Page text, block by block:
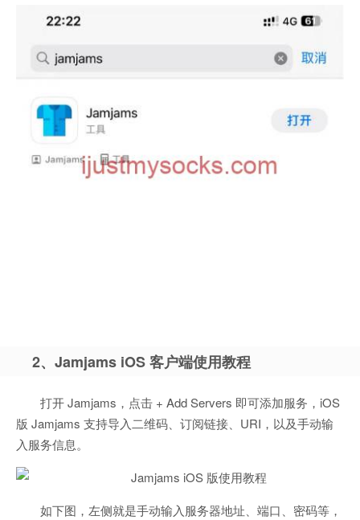
2、Jamjams iOS 客户端使用教程
打开 Jamjams，点击 + Add Servers 即可添加服务，iOS
版 Jamjams 支持导入二维码、订阅链接、URI，以及手动输
入服务信息。
如下图，左侧就是手动输入服务器地址、端口、密码等，